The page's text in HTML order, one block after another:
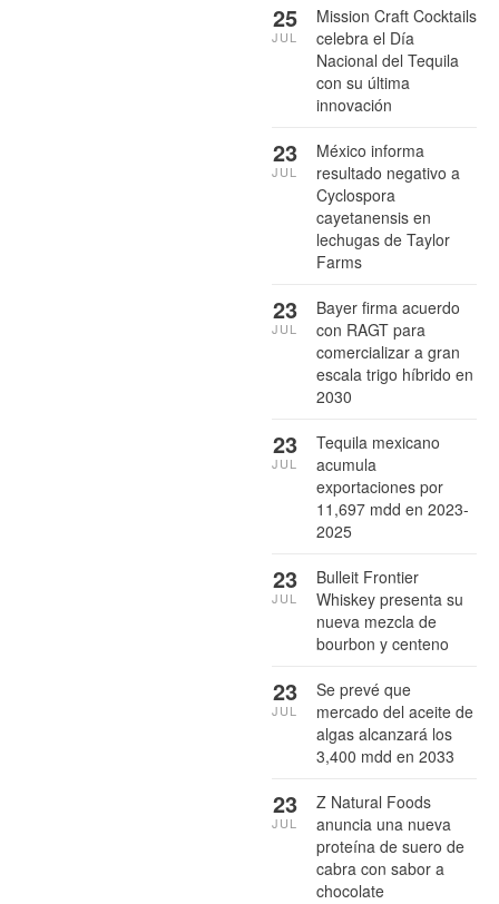
Mission Craft Cocktails
celebra el Día
Nacional del Tequila
con su última
innovación
25
JUL
México informa
resultado negativo a
Cyclospora
cayetanensis en
lechugas de Taylor
Farms
23
JUL
Bayer firma acuerdo
con RAGT para
comercializar a gran
escala trigo híbrido en
2030
23
JUL
Tequila mexicano
acumula
exportaciones por
11,697 mdd en 2023-
2025
23
JUL
Bulleit Frontier
Whiskey presenta su
nueva mezcla de
bourbon y centeno
23
JUL
Se prevé que
mercado del aceite de
algas alcanzará los
3,400 mdd en 2033
23
JUL
Z Natural Foods
anuncia una nueva
proteína de suero de
cabra con sabor a
chocolate
23
JUL